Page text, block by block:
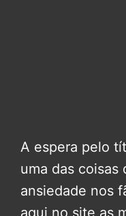
A espera pelo
uma das coisas
ansiedade nos